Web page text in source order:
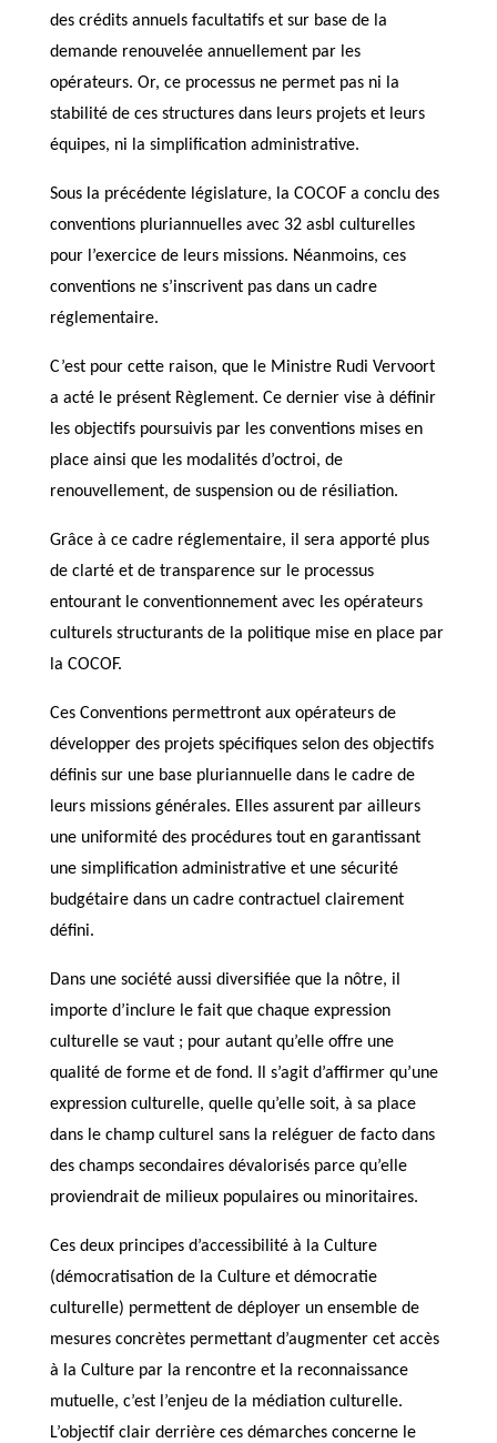
des crédits annuels facultatifs et sur base de la
demande renouvelée annuellement par les
opérateurs. Or, ce processus ne permet pas ni la
stabilité de ces structures dans leurs projets et leurs
équipes, ni la simplification administrative.
Sous la précédente législature, la COCOF a conclu des
conventions pluriannuelles avec 32 asbl culturelles
pour l’exercice de leurs missions. Néanmoins, ces
conventions ne s’inscrivent pas dans un cadre
réglementaire.
C’est pour cette raison, que le Ministre Rudi Vervoort
a acté le présent Règlement. Ce dernier vise à définir
les objectifs poursuivis par les conventions mises en
place ainsi que les modalités d’octroi, de
renouvellement, de suspension ou de résiliation.
Grâce à ce cadre réglementaire, il sera apporté plus
de clarté et de transparence sur le processus
entourant le conventionnement avec les opérateurs
culturels structurants de la politique mise en place par
la COCOF.
Ces Conventions permettront aux opérateurs de
développer des projets spécifiques selon des objectifs
définis sur une base pluriannuelle dans le cadre de
leurs missions générales. Elles assurent par ailleurs
une uniformité des procédures tout en garantissant
une simplification administrative et une sécurité
budgétaire dans un cadre contractuel clairement
défini.
Dans une société aussi diversifiée que la nôtre, il
importe d’inclure le fait que chaque expression
culturelle se vaut ; pour autant qu’elle offre une
qualité de forme et de fond. Il s’agit d’affirmer qu’une
expression culturelle, quelle qu’elle soit, à sa place
dans le champ culturel sans la reléguer de facto dans
des champs secondaires dévalorisés parce qu’elle
proviendrait de milieux populaires ou minoritaires.
Ces deux principes d’accessibilité à la Culture
(démocratisation de la Culture et démocratie
culturelle) permettent de déployer un ensemble de
mesures concrètes permettant d’augmenter cet accès
à la Culture par la rencontre et la reconnaissance
mutuelle, c’est l’enjeu de la médiation culturelle.
L’objectif clair derrière ces démarches concerne le